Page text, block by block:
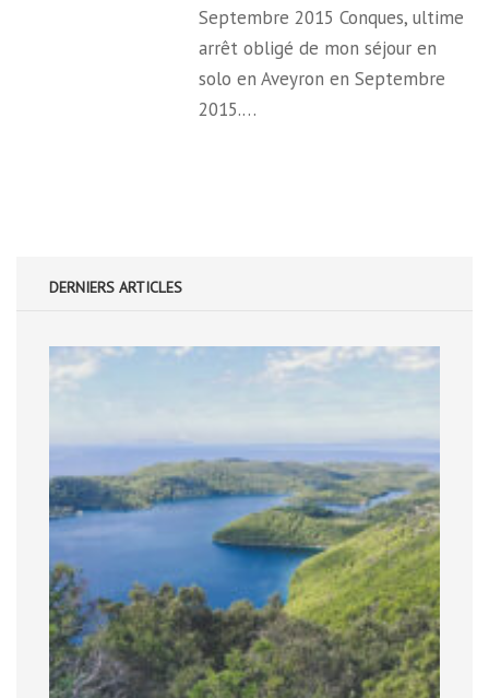
Septembre 2015 Conques, ultime
arrêt obligé de mon séjour en
solo en Aveyron en Septembre
2015.…
DERNIERS ARTICLES